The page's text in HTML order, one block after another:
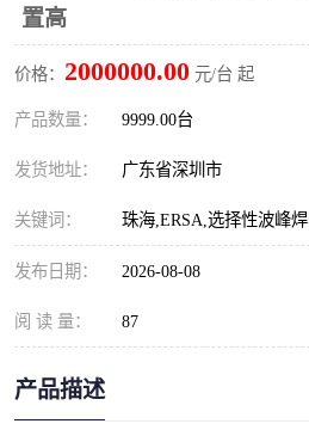
置高
价格： 2000000.00 元/台 起
产品数量： 9999.00台
发货地址： 广东省深圳市
关键词： 珠海,ERSA,选择性波峰焊
发布日期： 2026-08-08
阅 读 量： 87
产品描述